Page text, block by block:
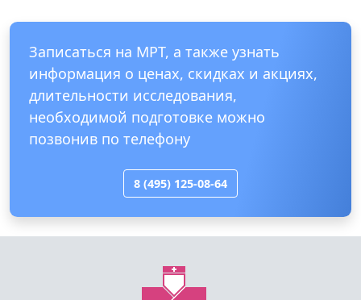
Записаться на МРТ, а также узнать
информация о ценах, скидках и акциях,
длительности исследования,
необходимой подготовке можно
позвонив по телефону
8 (495) 125-08-64